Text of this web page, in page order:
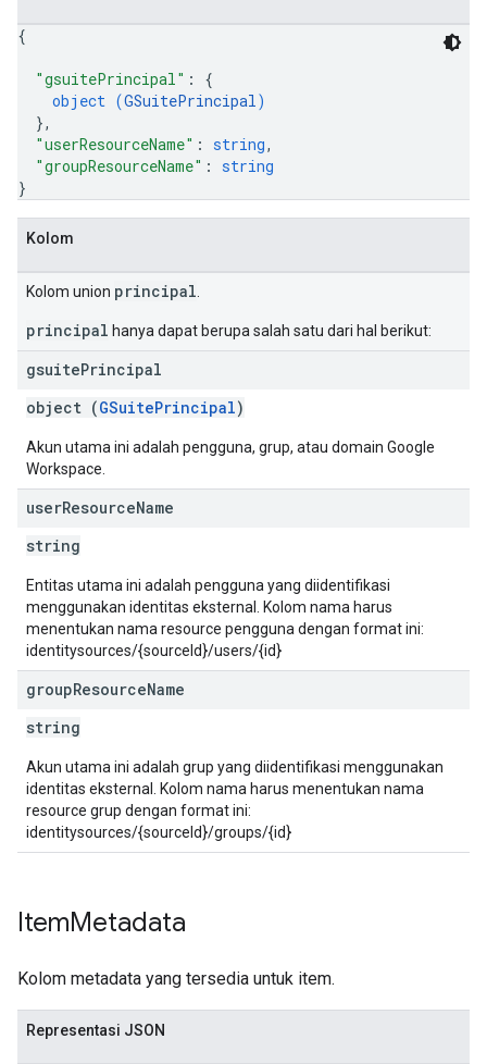
{
"gsuitePrincipal" : {
object (GSuitePrincipal)
},
"userResourceName" : string,
"groupResourceName" : string
}
Kolom
Kolom union principal
principal hanya dapat berupa salah satu dari hal berikut:
gsuitePrincipal
object (GSuitePrincipal)
Akun utama ini adalah pengguna, grup, atau domain Google
Workspace.
userResourceName
string
Entitas utama ini adalah pengguna yang diidentifikasi
menggunakan identitas eksternal. Kolom nama harus
menentukan nama resource pengguna dengan format ini:
identitysources/{sourceId}/users/{id}
groupResourceName
string
Akun utama ini adalah grup yang diidentifikasi menggunakan
identitas eksternal. Kolom nama harus menentukan nama
resource grup dengan format ini:
identitysources/{sourceId}/groups/{id}
ItemMetadata
Kolom metadata yang tersedia untuk item.
Representasi JSON